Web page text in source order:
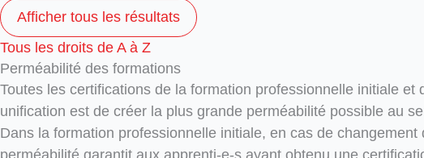
Afficher tous les résultats
Tous les droits de A à Z
Perméabilité des formations
Toutes les certifications de la formation professionnelle initiale
unification est de créer la plus grande perméabilité possible au
Dans la formation professionnelle initiale, en cas de
perméabilité garantit aux apprenti-e-s ayant obtenu une